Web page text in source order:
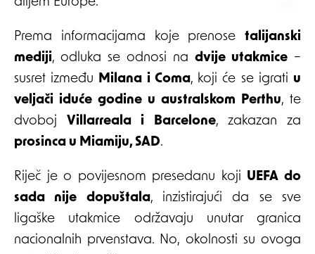
diljem Europe.
Prema informacijama koje prenose talijanski
mediji, odluka se odnosi na dvije utakmice –
susret između Milana i Coma, koji će se igrati u
veljači iduće godine u australskom Perthu, te
dvoboj Villarreala i Barcelone, zakazan za
prosinca u Miamiju, SAD.
Riječ je o povijesnom presedanu koji UEFA do
sada nije dopuštala, inzistirajući da se sve
ligaške utakmice održavaju unutar granica
nacionalnih prvenstava. No, okolnosti su ovoga